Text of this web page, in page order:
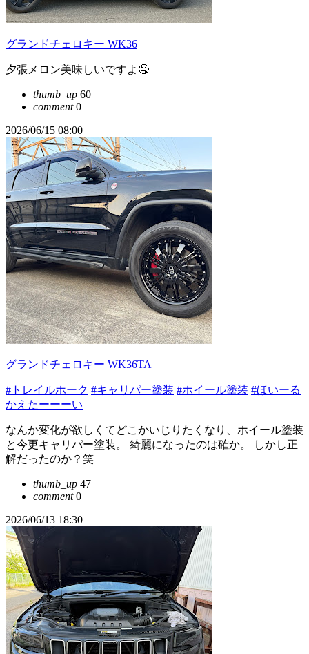
グランドチェロキー WK36
夕張メロン美味しいですよ🤤
thumb_up 60
comment0
2026/06/15 08:00
グランドチェロキー WK36TA
#トレイルホーク #キャリパー塗装 #ホイール塗装 #ほいーる
かえたーーーい
なんか変化が欲しくてどこかいじりたくなり、ホイール塗装
と今更キャリパー塗装。 綺麗になったのは確か。 しかし正
解だったのか？笑
thumb_up 47
comment0
2026/06/13 18:30